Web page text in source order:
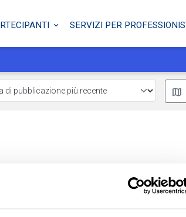
SERVIZI PER